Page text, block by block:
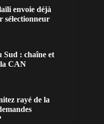
envoie déjà
sélectionneur
: chaîne et
CAN
rayé de la